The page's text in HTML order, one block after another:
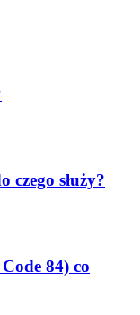
czego służy?
84) co